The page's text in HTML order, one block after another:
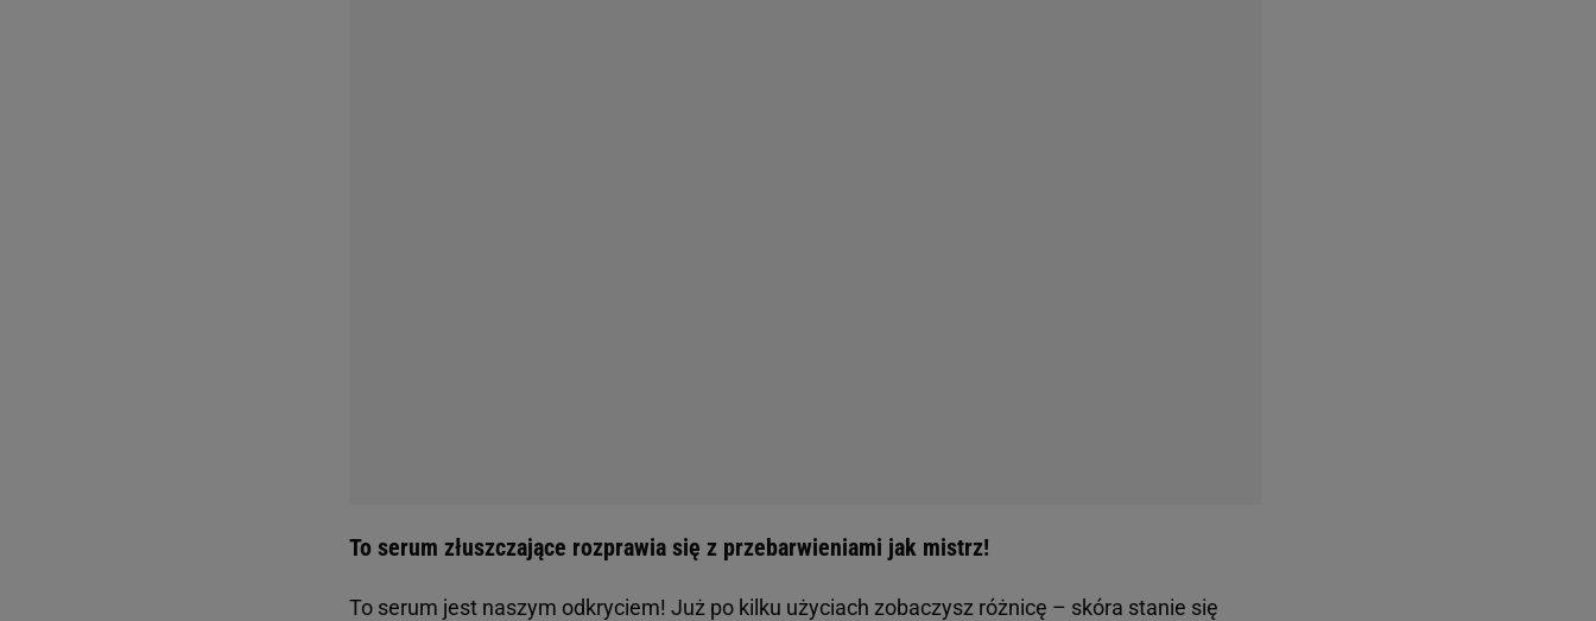
To serum złuszczające rozprawia się z przebarwieniami jak mistrz!
To serum jest naszym odkryciem! Już po kilku użyciach zobaczysz różnicę – skóra stanie się